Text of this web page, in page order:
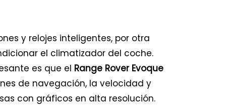
y relojes inteligentes, por otra
el climatizador del coche.
es que el Range Rover Evoque
de navegación, la velocidad y
con gráficos en alta resolución.